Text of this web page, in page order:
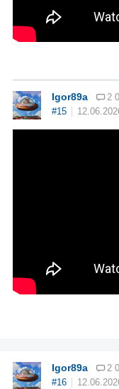
Igor89a
2
#15
Igor89a
2
#16